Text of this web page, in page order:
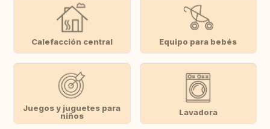
Calefacción central Equipo para bebés
Juegos y juguetes para
niños
Lavadora